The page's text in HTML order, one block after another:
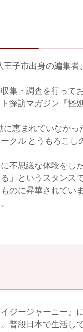
子市出身の編集者
集・調査を行って
探訪マガジン『怪
恵まれていなか
クル とうもろこし
不思議な体験をし
」というスタンス
のに昇華されてい
ジージャーニー』
普段日本で生活し